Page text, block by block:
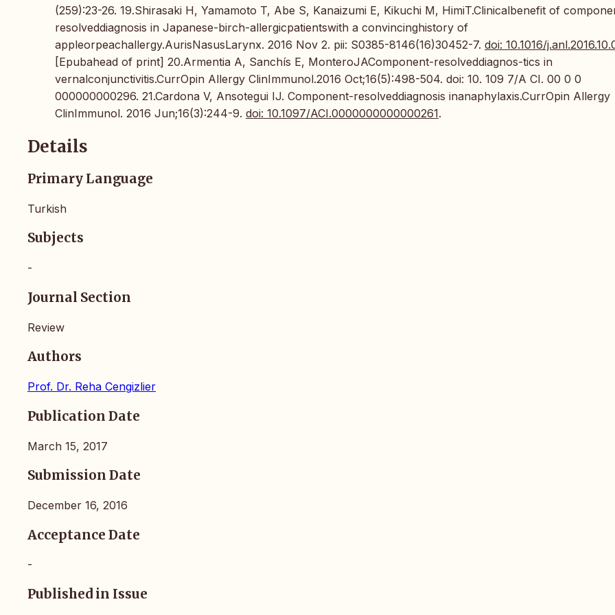
(259):23-26. 19.Shirasaki H, Yamamoto T, Abe S, Kanaizumi E, Kikuchi M, HimiT.Clinicalbenefit of
resolveddiagnosis in Japanese-birch-allergicpatientswith a convincinghistory of
appleorpeachallergy.AurisNasusLarynx. 2016 Nov 2. pii: S0385-8146(16)30452-7. doi: 10.1016/
[Epubahead of print] 20.Armentia A, Sanchís E, MonteroJAComponent-resolveddiagnos-tics in
vernalconjunctivitis.CurrOpin Allergy ClinImmunol.2016 Oct;16(5):498-504. doi: 10. 109 7/A CI. 00 0 0
000000000296. 21.Cardona V, Ansotegui IJ. Component-resolveddiagnosis inanaphylaxis.CurrOpin Allergy
ClinImmunol. 2016 Jun;16(3):244-9. doi: 10.1097/ACI.0000000000000261.
Details
Primary Language
Turkish
Subjects
-
Journal Section
Review
Authors
Prof. Dr. Reha Cengizlier
Publication Date
March 15, 2017
Submission Date
December 16, 2016
Acceptance Date
-
Published in Issue